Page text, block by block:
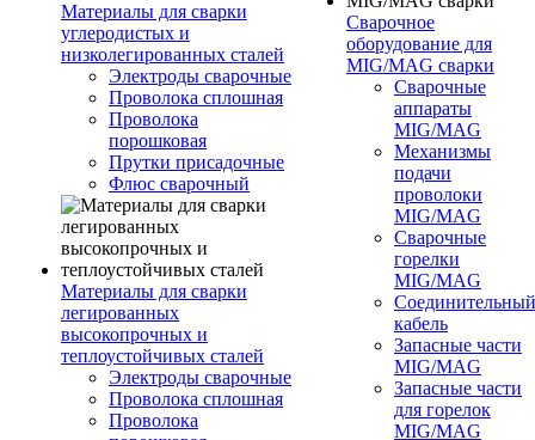
Материалы для сварки
углеродистых и
низколегированных сталей
Электроды сварочные
Проволока сплошная
Проволока
порошковая
Прутки присадочные
Флюс сварочный
Материалы для сварки
легированных
высокопрочных и
теплоустойчивых сталей
Электроды сварочные
Проволока сплошная
Проволока
Сварочное
оборудование для
MIG/MAG сварки
Сварочные
аппараты
MIG/MAG
Механизмы
подачи
проволоки
MIG/MAG
Сварочные
горелки
MIG/MAG
Соединительный
кабель
Запасные части
MIG/MAG
Запасные части
для горелок
MIG/MAG